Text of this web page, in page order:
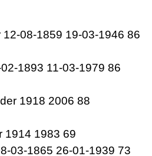
08-1859 19-03-1946 86
1893 11-03-1979 86
1918 2006 88
1914 1983 69
03-1865 26-01-1939 73